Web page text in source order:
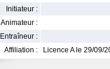
Initiateur :
Animateur :
Entraîneur :
Affiliation :
Licence A le 29/09/